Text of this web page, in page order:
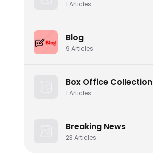
1 Articles
Blog
9 Articles
Box Office Collection
1 Articles
Breaking News
23 Articles